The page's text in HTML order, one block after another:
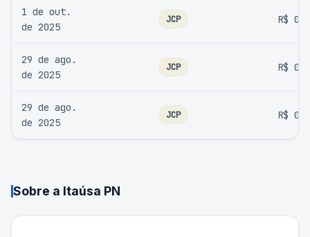
1 de out.
de 2025
JCP R$
29 de ago.
de 2025
JCP R$
29 de ago.
de 2025
JCP R$
Sobre a Itaúsa PN